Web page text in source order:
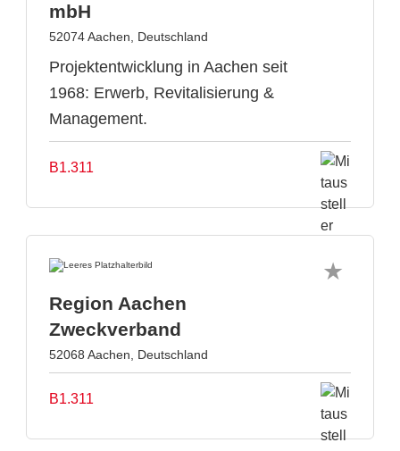
mbH
52074 Aachen, Deutschland
Projektentwicklung in Aachen seit
1968: Erwerb, Revitalisierung &
Management.
B1.311
Region Aachen
Zweckverband
52068 Aachen, Deutschland
B1.311